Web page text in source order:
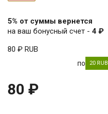
5% от суммы вернется
на ваш бонусный счет - 4 ₽
80 ₽ RUB
по 20 RUB
80 ₽